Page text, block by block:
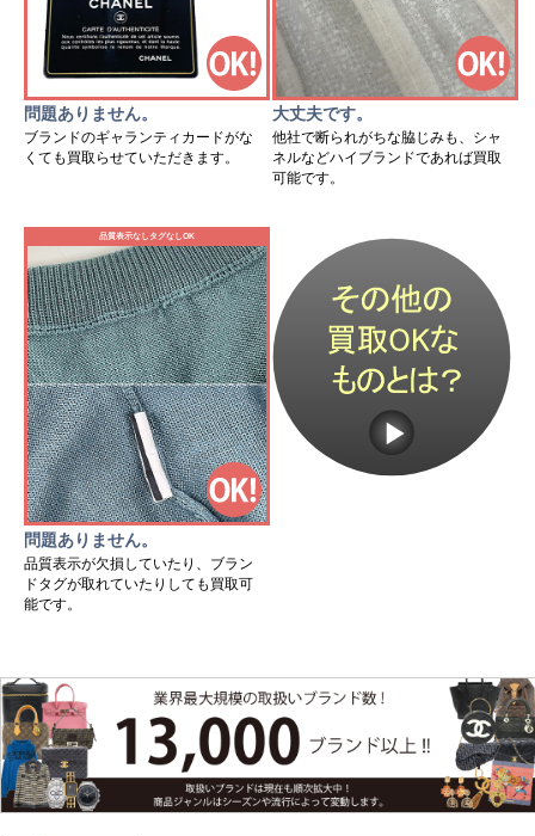
問題ありません。
ブランドのギャランティカードがな
くても買取らせていただきます。
大丈夫です。
他社で断られがちな脇じみも、シャ
ネルなどハイブランドであれば買取
可能です。
品質表示なしタグなしOK
問題ありません。
品質表示が欠損していたり、ブラン
ドタグが取れていたりしても買取可
能です。